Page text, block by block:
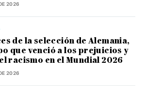
2026
de la selección de Alemania,
que venció a los prejuicios y
racismo en el Mundial 2026
2026